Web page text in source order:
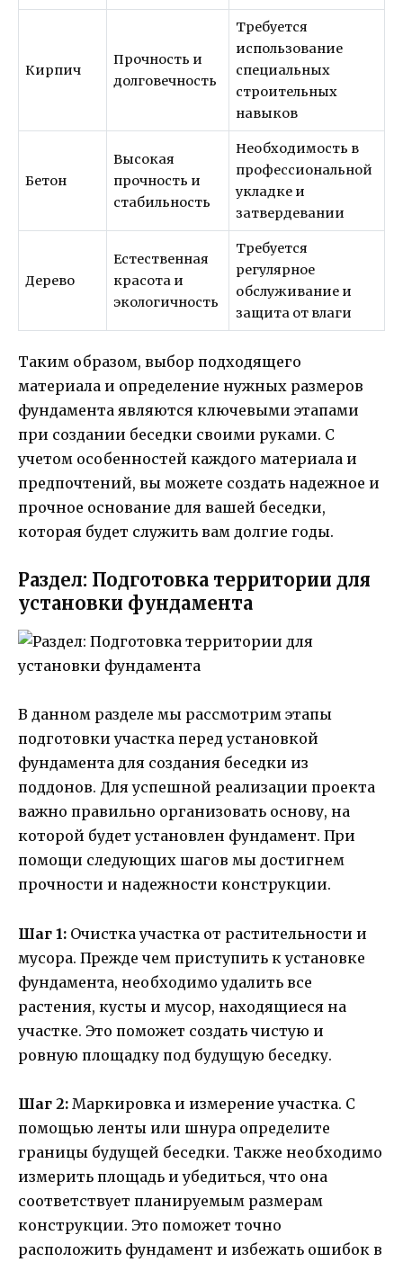
Кирпич
Прочность и
долговечность
Требуется
использование
специальных
строительных
навыков
Бетон
Высокая
прочность и
стабильность
Необходимость в
профессиональной
укладке и
затвердевании
Дерево
Естественная
красота и
экологичность
Требуется
регулярное
обслуживание и
защита от влаги
Таким образом, выбор подходящего
материала и определение нужных размеров
фундамента являются ключевыми этапами
при создании беседки своими руками. С
учетом особенностей каждого материала и
предпочтений, вы можете создать надежное и
прочное основание для вашей беседки,
которая будет служить вам долгие годы.
Раздел: Подготовка территории для
установки фундамента
В данном разделе мы рассмотрим этапы
подготовки участка перед установкой
фундамента для создания беседки из
поддонов. Для успешной реализации проекта
важно правильно организовать основу, на
которой будет установлен фундамент. При
помощи следующих шагов мы достигнем
прочности и надежности конструкции.
Шаг 1: Очистка участка от растительности и
мусора. Прежде чем приступить к установке
фундамента, необходимо удалить все
растения, кусты и мусор, находящиеся на
участке. Это поможет создать чистую и
ровную площадку под будущую беседку.
Шаг 2: Маркировка и измерение участка. С
помощью ленты или шнура определите
границы будущей беседки. Также необходимо
измерить площадь и убедиться, что она
соответствует планируемым размерам
конструкции. Это поможет точно
расположить фундамент и избежать ошибок в